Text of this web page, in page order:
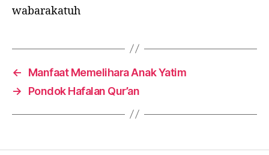
wabarakatuh
←
Manfaat Memelihara Anak Yatim
→
Pondok Hafalan Qur’an